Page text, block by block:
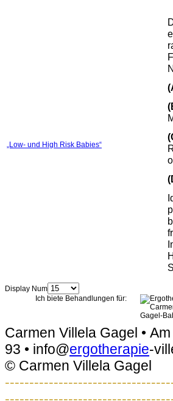
„Low- und High Risk Babies“
Display Num
Ich biete Behandlungen für:
Carmen Villela Gagel •
93 • info@ergotherapie-
© Carmen Villela Gagel